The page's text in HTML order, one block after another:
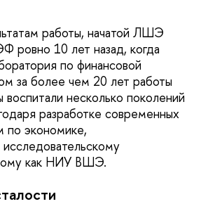
работы, начатой ЛШЭ
ровно 10 лет назад, когда
по финансовой
за более чем 20 лет работы
несколько поколений
разработке современных
по экономике,
как НИУ ВШЭ.